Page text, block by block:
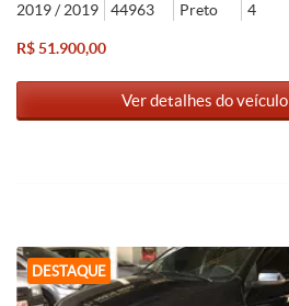
2019 / 2019 44963 Preto 4
R$ 51.900,00
Ver detalhes do veículo
DESTAQUE